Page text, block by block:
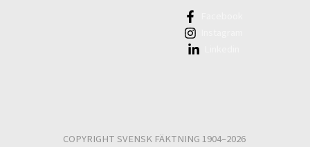
COPYRIGHT SVENSK FÄKTNING 1904–2026